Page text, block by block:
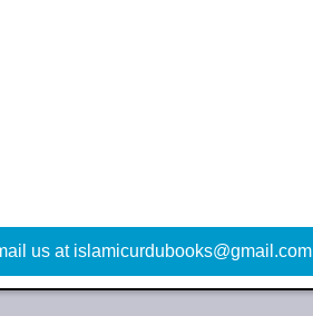
us at islamicurdubooks@gmail.com